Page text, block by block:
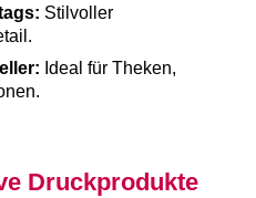
Stilvoller
Ideal für Theken,
Druckprodukte